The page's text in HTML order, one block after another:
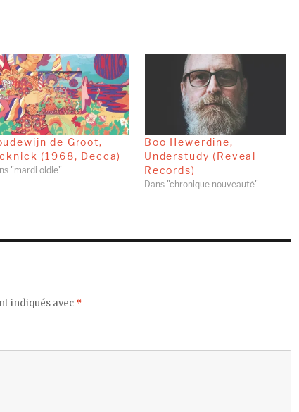
de Groot,
(1968, Decca)
"mardi oldie"
Boo Hewerdine,
Understudy (Reveal
Records)
Dans "chronique nouveauté"
indiqués avec *